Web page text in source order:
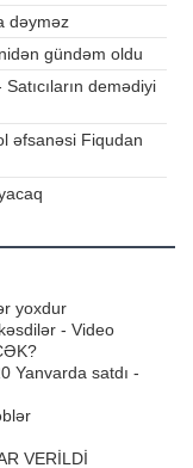
dəyməz
gündəm oldu
demədiyi
əfsanəsi Fiqudan
yoxdur
- Video
Yanvarda satdı -
VERİLDİ